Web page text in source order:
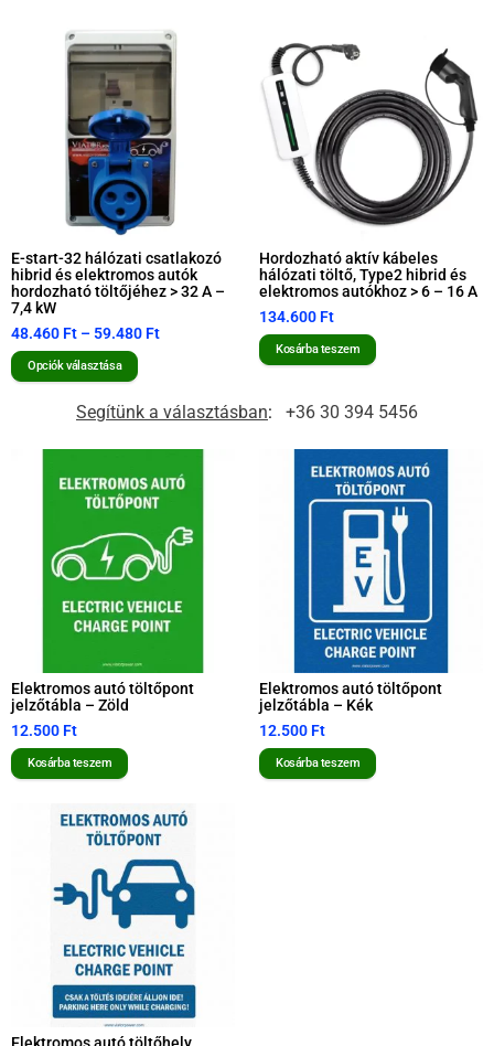
E-start-32 hálózati csatlakozó
hibrid és elektromos autók
hordozható töltőjéhez > 32 A –
7,4 kW
48.460 Ft – 59.480 Ft
Opciók választása
Hordozható aktív kábeles
hálózati töltő, Type2 hibrid és
elektromos autókhoz > 6 – 16 A
134.600 Ft
Kosárba teszem
Segítünk a választásban: +36 30 394 5456
Elektromos autó töltőpont
jelzőtábla – Zöld
12.500 Ft
Kosárba teszem
Elektromos autó töltőpont
jelzőtábla – Kék
12.500 Ft
Kosárba teszem